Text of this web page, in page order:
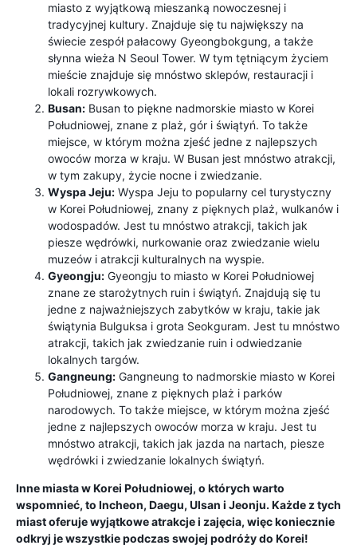
miasto z wyjątkową mieszanką nowoczesnej i
tradycyjnej kultury. Znajduje się tu największy na
świecie zespół pałacowy Gyeongbokgung, a także
słynna wieża N Seoul Tower. W tym tętniącym życiem
mieście znajduje się mnóstwo sklepów, restauracji i
lokali rozrywkowych.
Busan: Busan to piękne nadmorskie miasto w Korei
Południowej, znane z plaż, gór i świątyń. To także
miejsce, w którym można zjeść jedne z najlepszych
owoców morza w kraju. W Busan jest mnóstwo atrakcji,
w tym zakupy, życie nocne i zwiedzanie.
Wyspa Jeju: Wyspa Jeju to popularny cel turystyczny
w Korei Południowej, znany z pięknych plaż, wulkanów i
wodospadów. Jest tu mnóstwo atrakcji, takich jak
piesze wędrówki, nurkowanie oraz zwiedzanie wielu
muzeów i atrakcji kulturalnych na wyspie.
Gyeongju: Gyeongju to miasto w Korei Południowej
znane ze starożytnych ruin i świątyń. Znajdują się tu
jedne z najważniejszych zabytków w kraju, takie jak
świątynia Bulguksa i grota Seokguram. Jest tu mnóstwo
atrakcji, takich jak zwiedzanie ruin i odwiedzanie
lokalnych targów.
Gangneung: Gangneung to nadmorskie miasto w Korei
Południowej, znane z pięknych plaż i parków
narodowych. To także miejsce, w którym można zjeść
jedne z najlepszych owoców morza w kraju. Jest tu
mnóstwo atrakcji, takich jak jazda na nartach, piesze
wędrówki i zwiedzanie lokalnych świątyń.
Inne miasta w Korei Południowej, o których warto
wspomnieć, to Incheon, Daegu, Ulsan i Jeonju. Każde z tych
miast oferuje wyjątkowe atrakcje i zajęcia, więc koniecznie
odkryj je wszystkie podczas swojej podróży do Korei!